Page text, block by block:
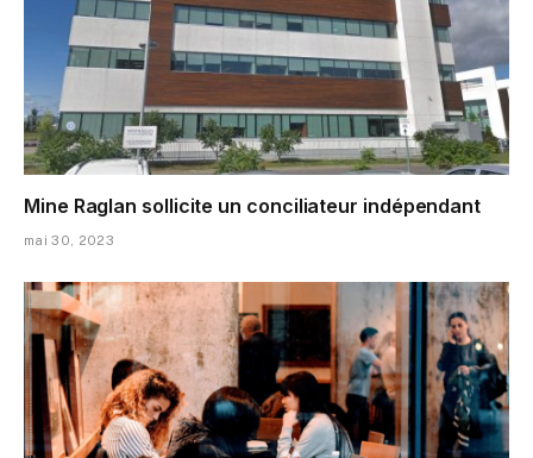
Mine Raglan sollicite un conciliateur indépendant
mai 30, 2023